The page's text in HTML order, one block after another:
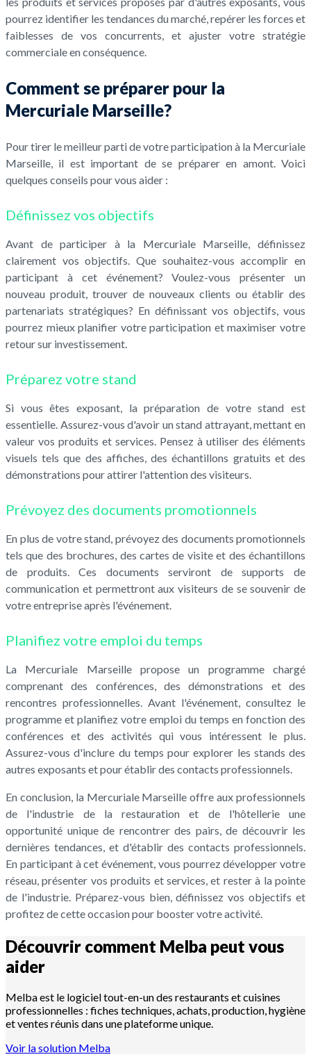
pourrez identifier les tendances du marché, repérer les forces et
faiblesses de vos concurrents, et ajuster votre stratégie
commerciale en conséquence.
Comment se préparer pour la
Mercuriale Marseille?
Pour tirer le meilleur parti de votre participation à la Mercuriale
Marseille, il est important de se préparer en amont. Voici
quelques conseils pour vous aider :
Définissez vos objectifs
Avant de participer à la Mercuriale Marseille, définissez
clairement vos objectifs. Que souhaitez-vous accomplir en
participant à cet événement? Voulez-vous présenter un
nouveau produit, trouver de nouveaux clients ou établir des
partenariats stratégiques? En définissant vos objectifs, vous
pourrez mieux planifier votre participation et maximiser votre
retour sur investissement.
Préparez votre stand
Si vous êtes exposant, la préparation de votre stand est
essentielle. Assurez-vous d'avoir un stand attrayant, mettant en
valeur vos produits et services. Pensez à utiliser des éléments
visuels tels que des affiches, des échantillons gratuits et des
démonstrations pour attirer l'attention des visiteurs.
Prévoyez des documents promotionnels
En plus de votre stand, prévoyez des documents promotionnels
tels que des brochures, des cartes de visite et des échantillons
de produits. Ces documents serviront de supports de
communication et permettront aux visiteurs de se souvenir de
votre entreprise après l'événement.
Planifiez votre emploi du temps
La Mercuriale Marseille propose un programme chargé
comprenant des conférences, des démonstrations et des
rencontres professionnelles. Avant l'événement, consultez le
programme et planifiez votre emploi du temps en fonction des
conférences et des activités qui vous intéressent le plus.
Assurez-vous d'inclure du temps pour explorer les stands des
autres exposants et pour établir des contacts professionnels.
En conclusion, la Mercuriale Marseille offre aux professionnels
de l'industrie de la restauration et de l'hôtellerie une
opportunité unique de rencontrer des pairs, de découvrir les
dernières tendances, et d'établir des contacts professionnels.
En participant à cet événement, vous pourrez développer votre
réseau, présenter vos produits et services, et rester à la pointe
de l'industrie. Préparez-vous bien, définissez vos objectifs et
profitez de cette occasion pour booster votre activité.
Découvrir comment Melba peut vous
aider
Melba est le logiciel tout-en-un des restaurants et cuisines
professionnelles : fiches techniques, achats, production, hygiène
et ventes réunis dans une plateforme unique.
Voir la solution Melba